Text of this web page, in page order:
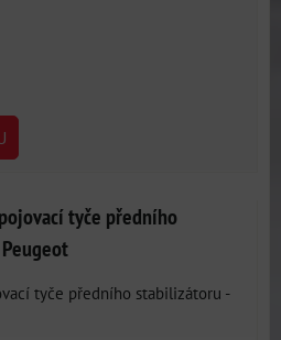
tyče předního
tyče předního stabilizátoru -